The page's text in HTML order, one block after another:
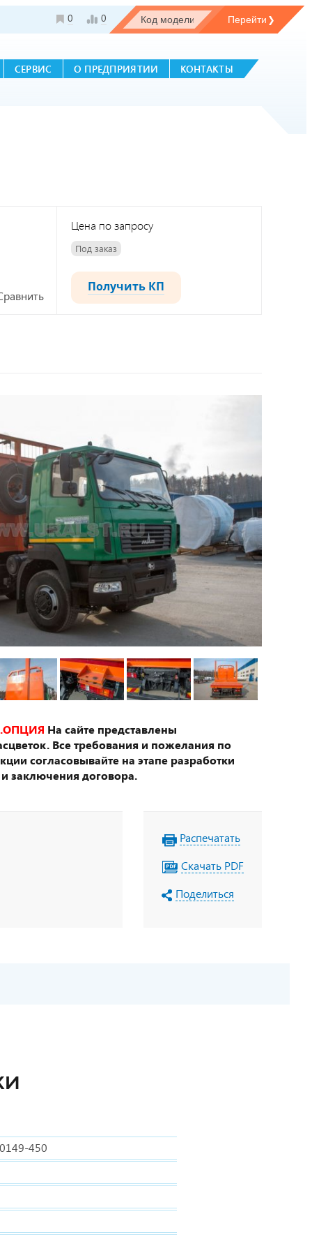
0 0
СЕРВИС О ПРЕДПРИЯТИИ КОНТАКТЫ
Цена по запросу
Под заказ
Получить КП
На сайте представлены
Все требования и пожелания по
согласовывайте на этапе разработки
заключения договора.
Распечатать
Скачать PDF
Поделиться
450